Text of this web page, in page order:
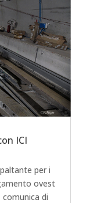
ICI
per i
ovest
di